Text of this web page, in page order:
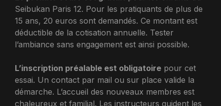
Seibukan Paris 12. Pour les pratiquants de plus de
15 ans, 20 euros sont demandés. Ce montant est
déductible de la cotisation annuelle. Tester
l’ambiance sans engagement est ainsi possible.
L’inscription préalable est obligatoire pour cet
essai. Un contact par mail ou sur place valide la
démarche. L’accueil des nouveaux membres est
chaleureux et familial. Les instructeurs guident les